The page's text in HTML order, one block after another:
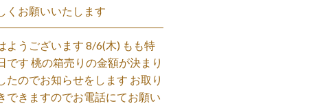
くお願いいたします
ようございます 8/6(木) もも特
です 桃の箱売りの金額が決まり
たのでお知らせをします お取り
できますのでお電話にてお願い